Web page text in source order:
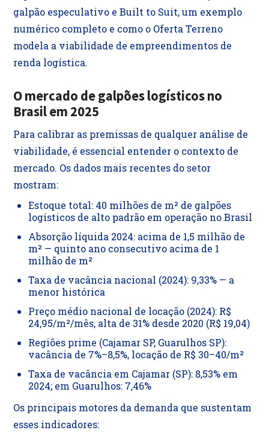
galpão especulativo e Built to Suit, um exemplo
numérico completo e como o Oferta Terreno
modela a viabilidade de empreendimentos de
renda logística.
O mercado de galpões logísticos no
Brasil em 2025
Para calibrar as premissas de qualquer análise de
viabilidade, é essencial entender o contexto de
mercado. Os dados mais recentes do setor
mostram:
Estoque total: 40 milhões de m² de galpões
logísticos de alto padrão em operação no Brasil
Absorção líquida 2024: acima de 1,5 milhão de
m² — quinto ano consecutivo acima de 1
milhão de m²
Taxa de vacância nacional (2024): 9,33% — a
menor histórica
Preço médio nacional de locação (2024): R$
24,95/m²/mês, alta de 31% desde 2020 (R$ 19,04)
Regiões prime (Cajamar SP, Guarulhos SP):
vacância de 7%–8,5%, locação de R$ 30–40/m²
Taxa de vacância em Cajamar (SP): 8,53% em
2024; em Guarulhos: 7,46%
Os principais motores da demanda que sustentam
esses indicadores: